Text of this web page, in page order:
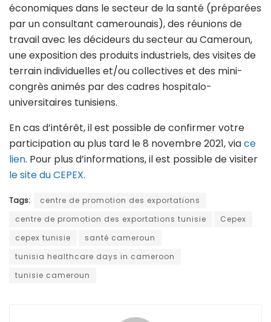
économiques dans le secteur de la santé (préparées
par un consultant camerounais), des réunions de
travail avec les décideurs du secteur au Cameroun,
une exposition des produits industriels, des visites de
terrain individuelles et/ou collectives et des mini-
congrès animés par des cadres hospitalo-
universitaires tunisiens.
En cas d’intérêt, il est possible de confirmer votre
participation au plus tard le 8 novembre 2021, viace
lien. Pour plus d’informations, il est possible de visiter
lesite du CEPEX.
Tags:
centre de promotion des exportations
centre de promotion des exportations tunisie
Cepex
cepex tunisie
santé cameroun
tunisia healthcare days in cameroon
tunisie cameroun